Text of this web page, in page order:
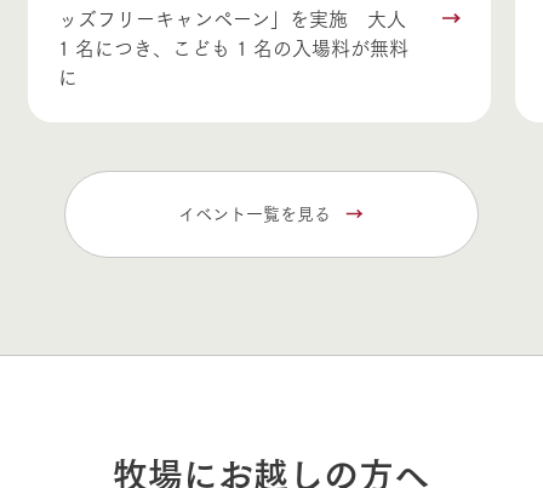
ッズフリーキャンペーン」を実施 大人
1 名につき、こども 1 名の入場料が無料
に
イベント一覧を見る
牧場にお越しの方へ